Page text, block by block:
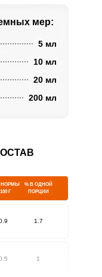
мер:
5 мл
10 мл
20 мл
200 мл
НОРМЫ
Г
% В ОДНОЙ
ПОРЦИИ
1.7
1